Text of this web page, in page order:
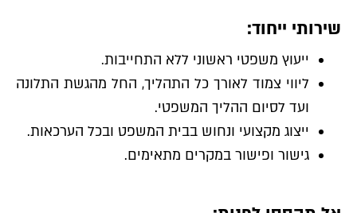
שירותי ייחוד:
ייעוץ משפטי ראשוני ללא התחייבות.
ליווי צמוד לאורך כל התהליך, החל מהגשת התלונה
ועד לסיום ההליך המשפטי.
ייצוג מקצועי ונחוש בבית המשפט ובכל הערכאות.
גישור ופישור במקרים מתאימים.